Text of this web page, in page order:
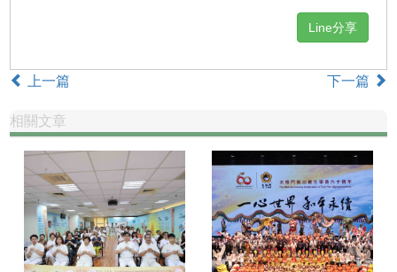
Line分享
上一篇 下一篇
相關文章